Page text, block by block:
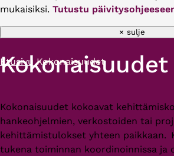
mukaisiksi. Tutustu
× sulje
Murupolku
Etusivu Kokonaisuudet
Kokonaisuudet
Kokonaisuudet kokoavat
hankeohjelmien, verkostoiden tai
kehittämistulokset yhteen paikkaan.
tukena toiminnan koordinoinnissa ja